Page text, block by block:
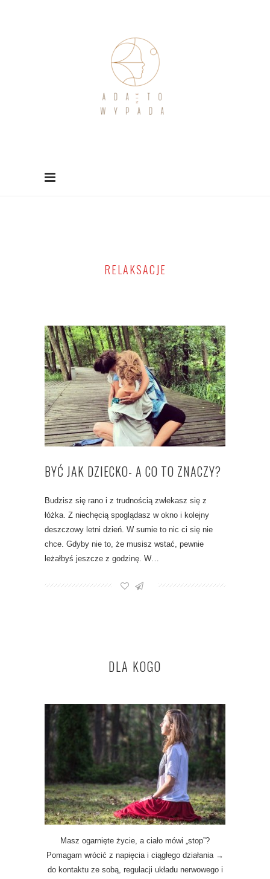
RELAKSACJE
BYĆ JAK DZIECKO- A CO TO ZNACZY?
Budzisz się rano i z trudnością zwlekasz się z
łóżka. Z niechęcią spoglądasz w okno i kolejny
deszczowy letni dzień. W sumie to nic ci się nie
chce. Gdyby nie to, że musisz wstać, pewnie
leżałbyś jeszcze z godzinę. W…
DLA KOGO
Masz ogarnięte życie, a ciało mówi „stop”?
Pomagam wrócić z napięcia i ciągłego działania →
do kontaktu ze sobą, regulacji układu nerwowego i